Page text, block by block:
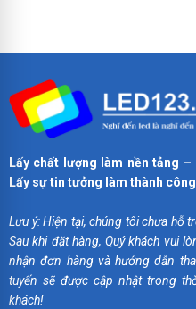
Lấy chất lượng làm nền tảng
Lấy sự tin tưởng làm thành công
Lưu ý: Hiện tại, chúng tôi chưa hỗ
Sau khi đặt hàng, Quý khách vui
nhận đơn hàng và hướng dẫn
tuyến sẽ được cập nhật trong
khách!